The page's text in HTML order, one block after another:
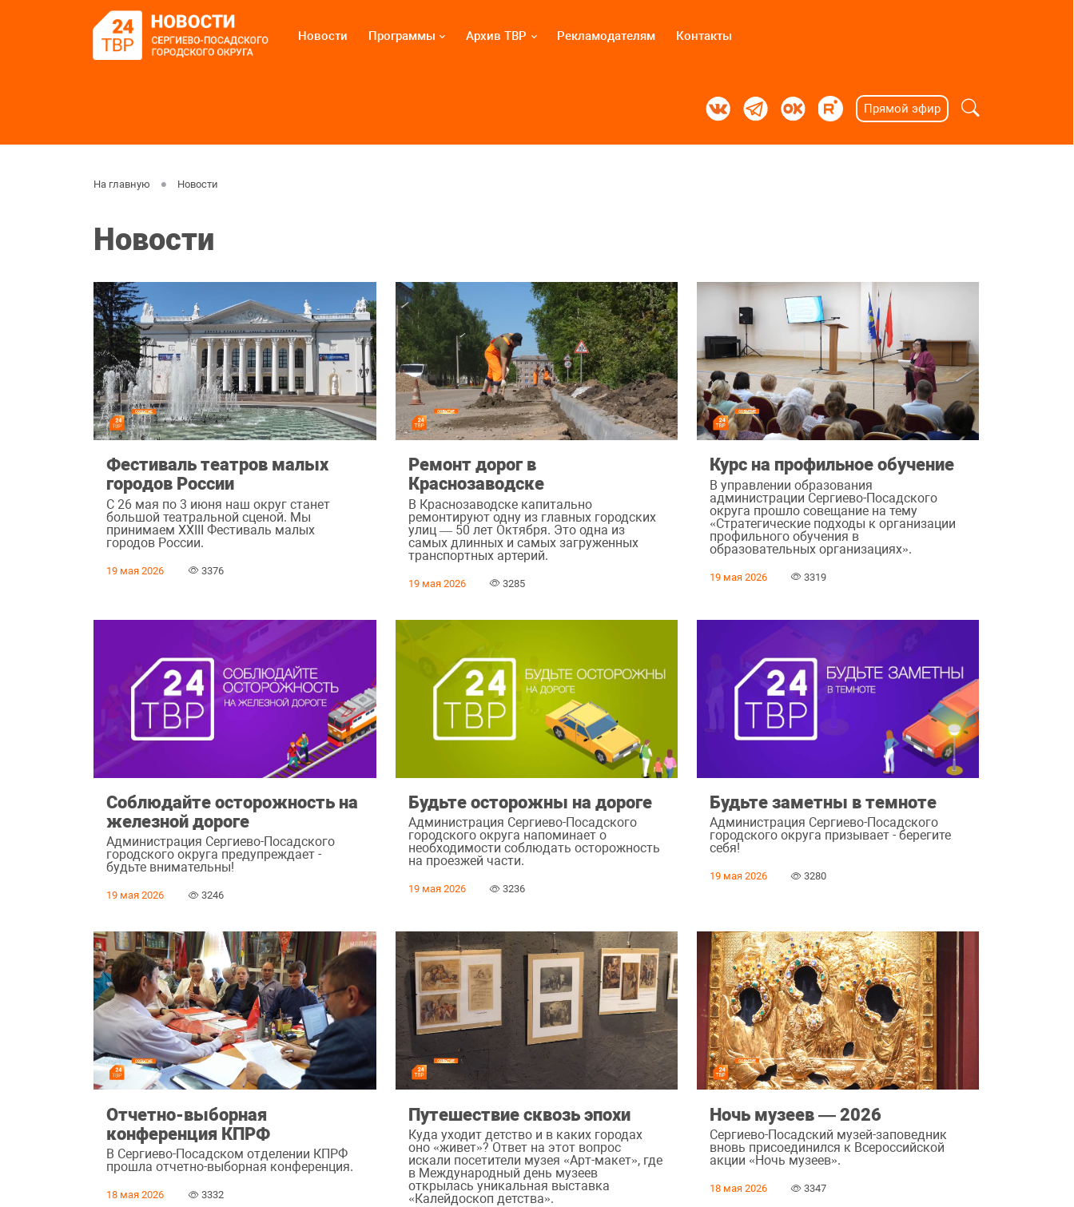
Новости Программы Архив ТВР Рекламодателям Контакты
Прямой эфир
На главную Новости
Новости
Фестиваль театров малых
городов России
С 26 мая по 3 июня наш округ станет
большой театральной сценой. Мы
принимаем XXIII Фестиваль малых
городов России.
19 мая 2026 3376
Ремонт дорог в
Краснозаводске
В Краснозаводске капитально
ремонтируют одну из главных городских
улиц — 50 лет Октября. Это одна из
самых длинных и самых загруженных
транспортных артерий.
19 мая 2026 3285
Курс на профильное обучение
В управлении образования
администрации Сергиево-Посадского
округа прошло совещание на тему
«Стратегические подходы к организации
профильного обучения в
образовательных организациях».
19 мая 2026 3319
Соблюдайте осторожность на
железной дороге
Администрация Сергиево-Посадского
городского округа предупреждает -
будьте внимательны!
19 мая 2026 3246
Будьте осторожны на дороге
Администрация Сергиево-Посадского
городского округа напоминает о
необходимости соблюдать осторожность
на проезжей части.
19 мая 2026 3236
Будьте заметны в темноте
Администрация Сергиево-Посадского
городского округа призывает - берегите
себя!
19 мая 2026 3280
Отчетно-выборная
конференция КПРФ
В Сергиево-Посадском отделении КПРФ
прошла отчетно-выборная конференция.
18 мая 2026 3332
Путешествие сквозь эпохи
Куда уходит детство и в каких городах
оно «живет»? Ответ на этот вопрос
искали посетители музея «Арт-макет», где
в Международный день музеев
открылась уникальная выставка
«Калейдоскоп детства».
Ночь музеев — 2026
Сергиево-Посадский музей-заповедник
вновь присоединился к Всероссийской
акции «Ночь музеев».
18 мая 2026 3347